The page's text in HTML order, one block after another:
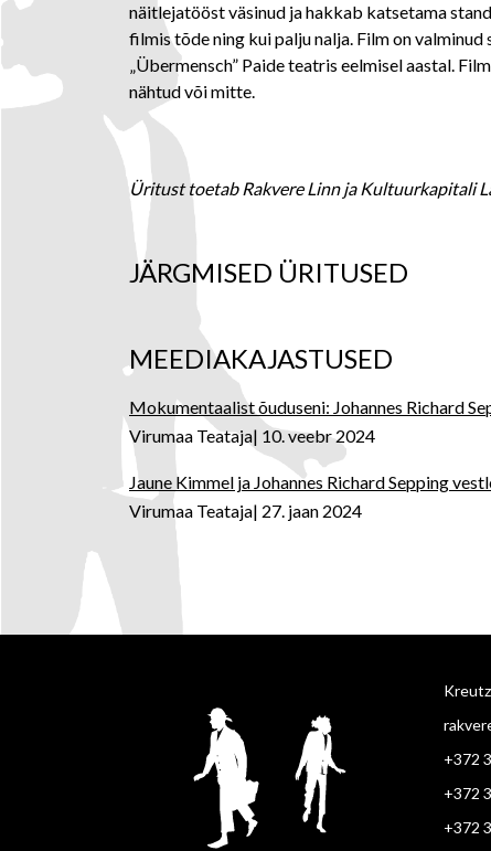
näitlejatööst väsinud ja hakkab katsetama
filmis tõde ning kui palju nalja. Film on valminud
„Übermensch” Paide teatris eelmisel aastal.
nähtud või mitte.
Üritust toetab Rakvere Linn ja Kultuurkapitali
JÄRGMISED ÜRITUSED
MEEDIAKAJASTUSED
Mokumentaalist õuduseni: Johannes Richard
Virumaa Teataja 10. veebr 2024
Jaune Kimmel ja Johannes Richard Sepping
Virumaa Teataja 27. jaan 2024
+372
+372
+372